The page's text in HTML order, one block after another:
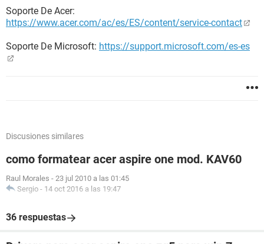
Soporte De Acer:
https://www.acer.com/ac/es/ES/content/service-contact
Soporte De Microsoft: https://support.microsoft.com/es-es
Discusiones similares
como formatear acer aspire one mod. KAV60
Raul Morales - 23 jul 2010 a las 01:45
Sergio - 14 oct 2016 a las 19:47
36 respuestas